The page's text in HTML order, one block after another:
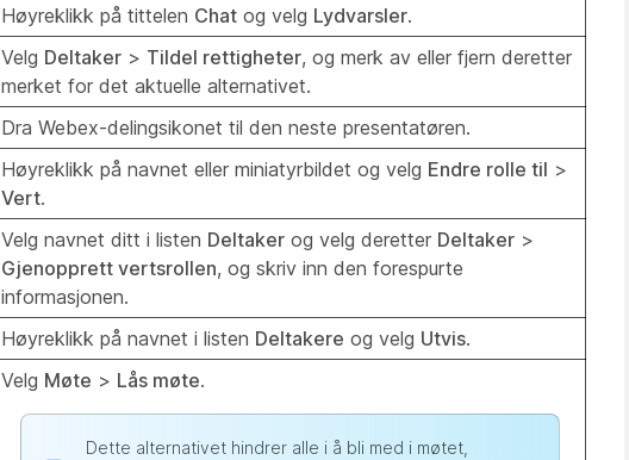
Høyreklikk på tittelen Chat og velg Lydvarsler.
Velg Deltaker > Tildel rettigheter, og merk av eller fjern deretter
merket for det aktuelle alternativet.
Dra Webex-delingsikonet til den neste presentatøren.
Høyreklikk på navnet eller miniatyrbildet og velg Endre rolle til >
Vert.
Velg navnet ditt i listen Deltaker og velg deretter Deltaker >
Gjenopprett vertsrollen, og skriv inn den forespurte
informasjonen.
Høyreklikk på navnet i listen Deltakere og velg Utvis.
Velg Møte > Lås møte.
Dette alternativet hindrer alle i å bli med i møtet,